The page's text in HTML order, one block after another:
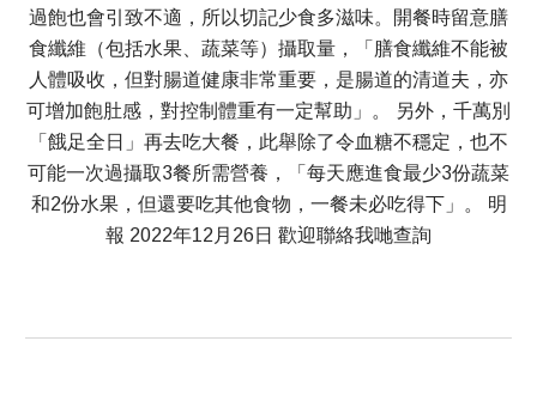
過飽也會引致不適，所以切記少食多滋味。開餐時留意膳
食纖維（包括水果、蔬菜等）攝取量，「膳食纖維不能被
人體吸收，但對腸道健康非常重要，是腸道的清道夫，亦
可增加飽肚感，對控制體重有一定幫助」。 另外，千萬別
「餓足全日」再去吃大餐，此舉除了令血糖不穩定，也不
可能一次過攝取3餐所需營養，「每天應進食最少3份蔬菜
和2份水果，但還要吃其他食物，一餐未必吃得下」。 明
報 2022年12月26日 歡迎聯絡我哋查詢